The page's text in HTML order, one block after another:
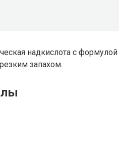
надкислота с формулой
запахом.